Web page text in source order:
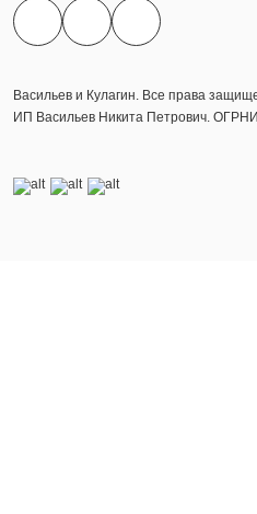
Васильев и Кулагин. Все права
ИП Васильев Никита Петрович.